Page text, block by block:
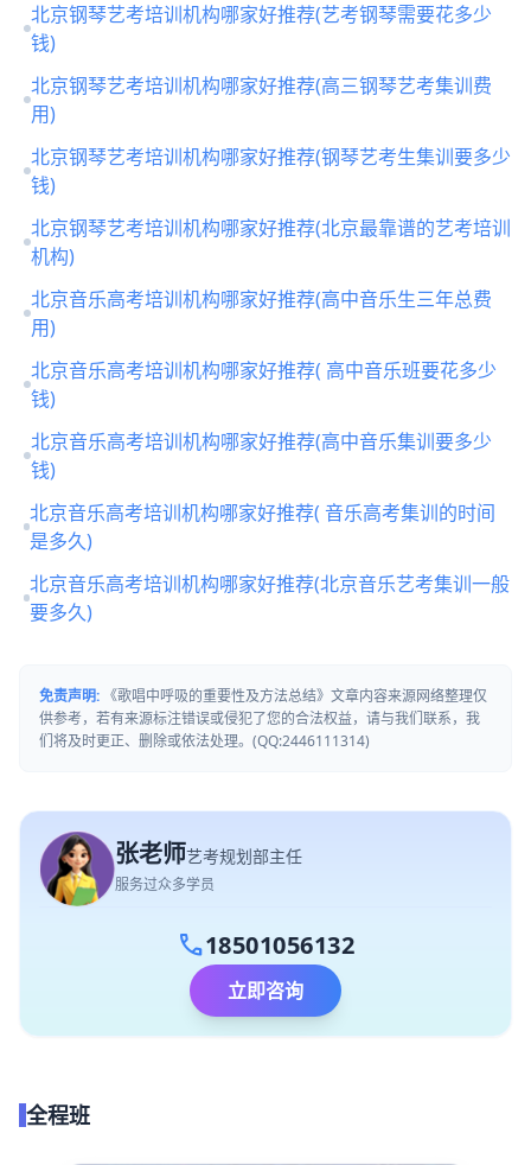
北京钢琴艺考培训机构哪家好推荐(艺考钢琴需要花多少
钱)
北京钢琴艺考培训机构哪家好推荐(高三钢琴艺考集训费
用)
北京钢琴艺考培训机构哪家好推荐(钢琴艺考生集训要多少
钱)
北京钢琴艺考培训机构哪家好推荐(北京最靠谱的艺考培训
机构)
北京音乐高考培训机构哪家好推荐(高中音乐生三年总费
用)
北京音乐高考培训机构哪家好推荐( 高中音乐班要花多少
钱)
北京音乐高考培训机构哪家好推荐(高中音乐集训要多少
钱)
北京音乐高考培训机构哪家好推荐( 音乐高考集训的时间
是多久)
北京音乐高考培训机构哪家好推荐(北京音乐艺考集训一般
要多久)
免责声明: 《歌唱中呼吸的重要性及方法总结》文章内容来源网络整理仅
供参考，若有来源标注错误或侵犯了您的合法权益，请与我们联系，我
们将及时更正、删除或依法处理。(QQ:2446111314)
张老师艺考规划部主任
服务过众多学员
call18501056132
立即咨询
全程班